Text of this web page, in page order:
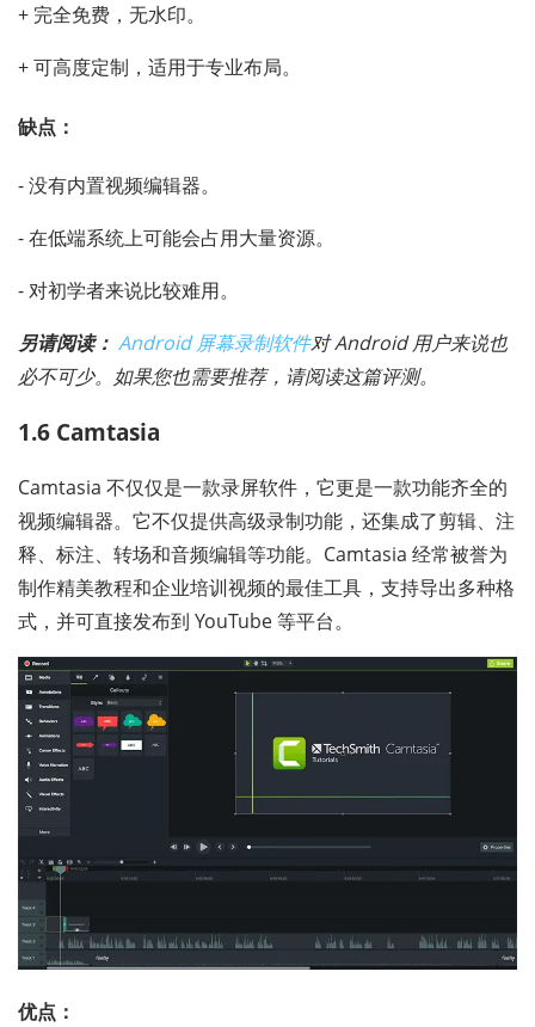
+ 完全免费，无水印。
+ 可高度定制，适用于专业布局。
缺点：
- 没有内置视频编辑器。
- 在低端系统上可能会占用大量资源。
- 对初学者来说比较难用。
另请阅读： Android 屏幕录制软件对 Android 用户来说也
必不可少。如果您也需要推荐，请阅读这篇评测。
1.6 Camtasia
Camtasia 不仅仅是一款录屏软件，它更是一款功能齐全的
视频编辑器。它不仅提供高级录制功能，还集成了剪辑、注
释、标注、转场和音频编辑等功能。Camtasia 经常被誉为
制作精美教程和企业培训视频的最佳工具，支持导出多种格
式，并可直接发布到 YouTube 等平台。
优点：